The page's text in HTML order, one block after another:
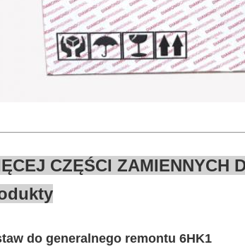
CZĘŚCI ZAMIENNYCH
do generalnego remontu 6HK1